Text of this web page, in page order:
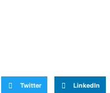
Twitter LinkedIn